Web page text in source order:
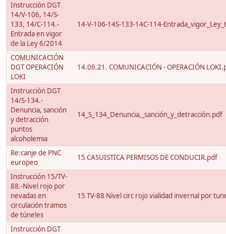
Instrucción DGT
14/V-106, 14/S-
133, 14/C-114.-
Entrada en vigor
de la Ley 6/2014
14-V-106-14S-133-14C-114-
COMUNICACIÓN
DGT OPERACIÓN
LOKI
14.06.21. COMUNICACIÓN - OPERACIÓN
Instrucción DGT
14/S-134.-
Denuncia, sanción
y detracción
puntos
alcoholemia
14_S_134_Denuncia,_sanción_y_detracción.pdf
Re:canje de PNC
europeo
15 CASUISTICA PERMISOS DE CONDUCIR.pdf
Instrucción 15/TV-
88.-Nivel rojo por
nevadas en
circulación tramos
de túneles
15 TV-88 Nivel circ rojo vialidad invernal por
Instrucción DGT